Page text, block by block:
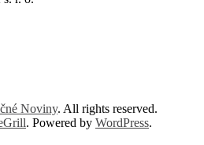
Noviny. All rights reserved.
. Powered by WordPress.